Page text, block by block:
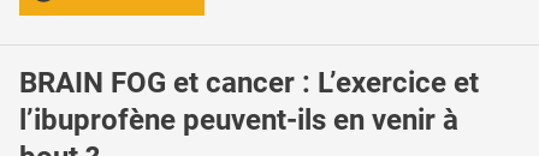
BRAIN FOG et cancer : L’exercice et
l’ibuprofène peuvent-ils en venir à